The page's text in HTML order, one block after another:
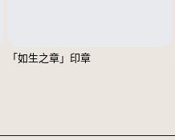
「如生之章」印章